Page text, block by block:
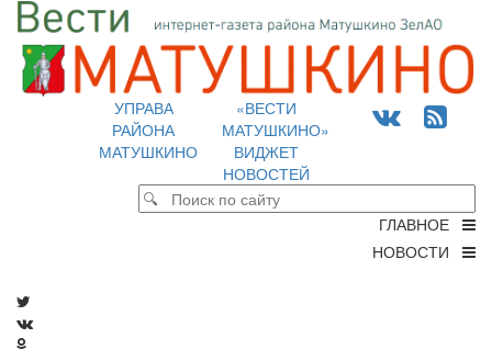
УПРАВА
РАЙОНА
МАТУШКИНО
«ВЕСТИ
МАТУШКИНО»
ВИДЖЕТ
НОВОСТЕЙ
ГЛАВНОЕ
НОВОСТИ